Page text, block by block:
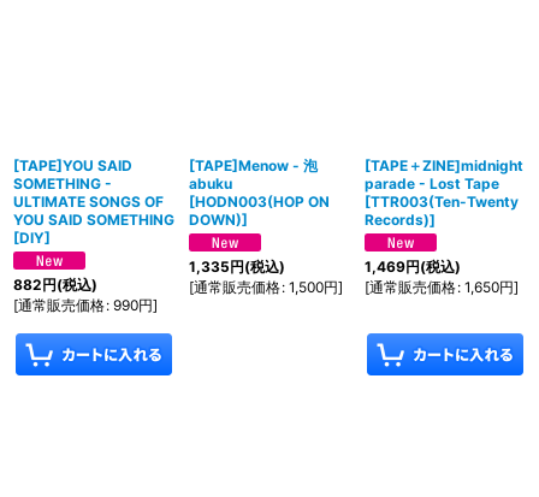
[TAPE]YOU SAID
SOMETHING -
ULTIMATE SONGS OF
YOU SAID SOMETHING
[DIY]
882円(税込)
[通常販売価格: 990円]
[TAPE]Menow - 泡
abuku
[HODN003(HOP ON
DOWN)]
1,335円(税込)
[通常販売価格: 1,500円]
[TAPE＋ZINE]midnight
parade - Lost Tape
[TTR003(Ten-Twenty
Records)]
1,469円(税込)
[通常販売価格: 1,650円]